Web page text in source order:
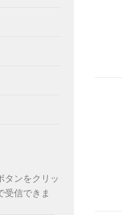
タンをクリッ
受信できま